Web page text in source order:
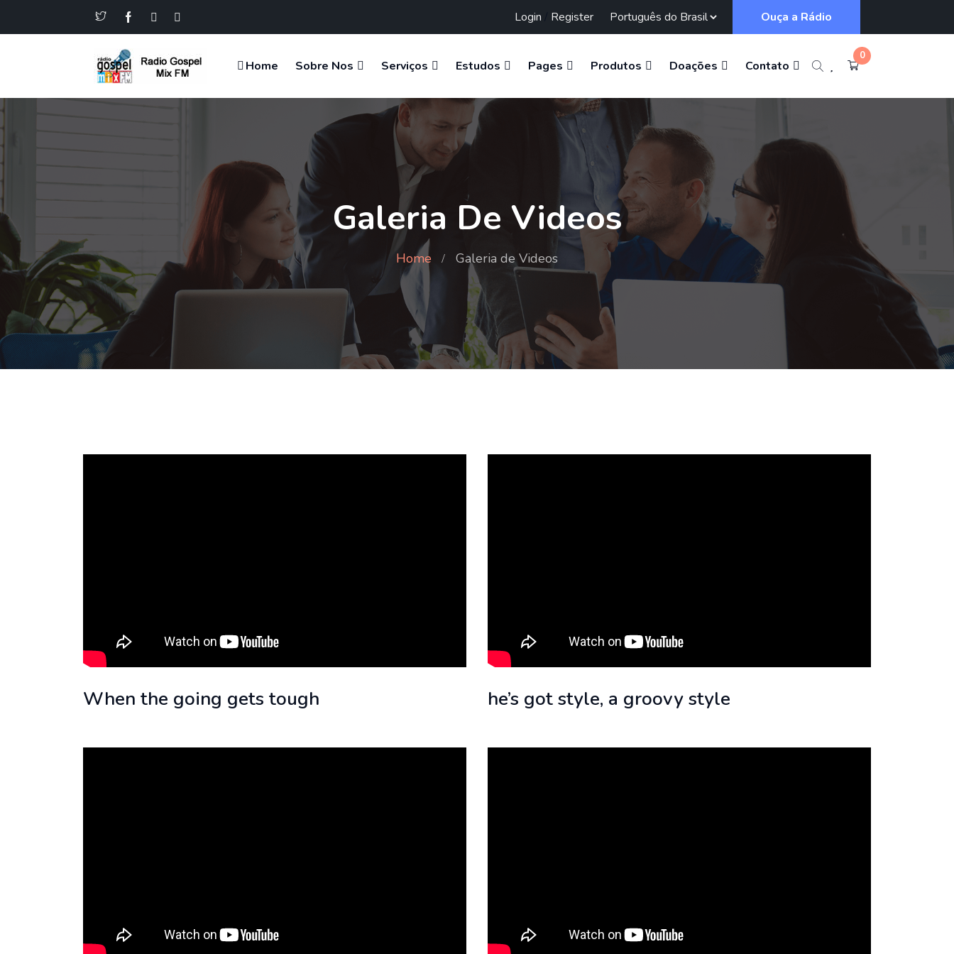
Login Register Ouça a Rádio
Home Sobre Nos Serviços Estudos Pages Produtos Doações Contato
0
Galeria De Videos
Home Galeria de Videos
When the going gets tough he’s got style, a groovy style